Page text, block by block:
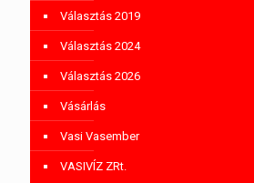
Választás 2019
Választás 2024
Választás 2026
Vásárlás
Vasi Vasember
VASIVÍZ ZRt.